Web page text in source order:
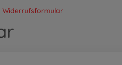
Widerrufsformular